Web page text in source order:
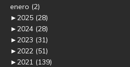
enero (2)
►2025 (28)
►2024 (28)
►2023 (31)
►2022 (51)
►2021 (139)